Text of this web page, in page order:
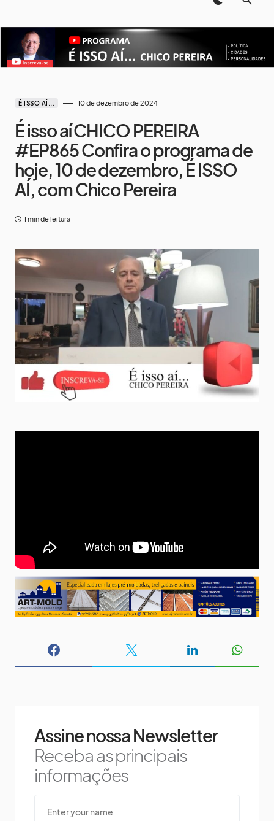
É ISSO AÍ... 10 de dezembro de 2024
É isso aí CHICO PEREIRA
#EP865 Confira o programa de
hoje, 10 de dezembro, É ISSO
AÍ, com Chico Pereira
1 min de leitura
Assine nossa Newsletter
Receba as principais
informações